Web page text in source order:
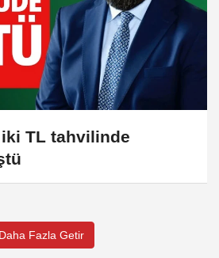
TL tahvilinde
Daha Fazla Getir